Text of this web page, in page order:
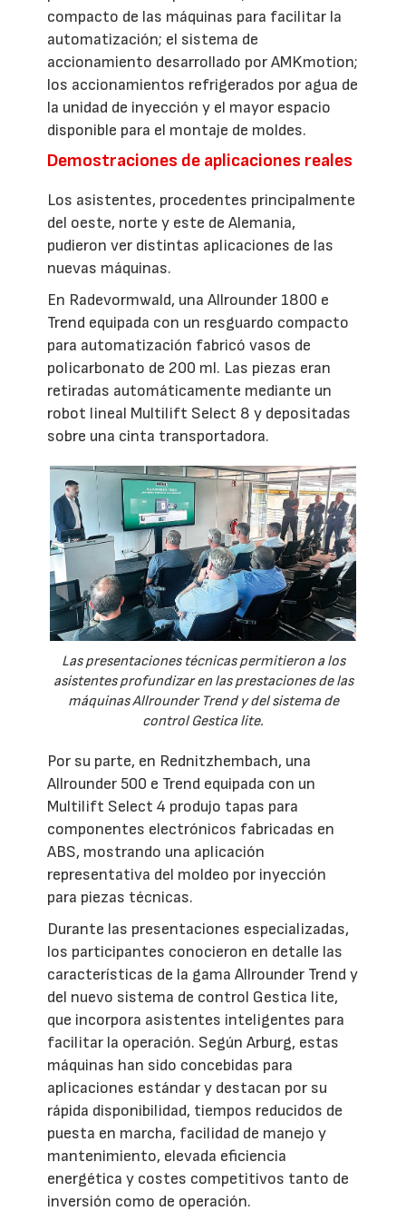
compacto de las máquinas para facilitar la
automatización; el sistema de
accionamiento desarrollado por AMKmotion;
los accionamientos refrigerados por agua de
la unidad de inyección y el mayor espacio
disponible para el montaje de moldes.
Demostraciones de aplicaciones reales
Los asistentes, procedentes principalmente
del oeste, norte y este de Alemania,
pudieron ver distintas aplicaciones de las
nuevas máquinas.
En Radevormwald, una Allrounder 1800 e
Trend equipada con un resguardo compacto
para automatización fabricó vasos de
policarbonato de 200 ml. Las piezas eran
retiradas automáticamente mediante un
robot lineal Multilift Select 8 y depositadas
sobre una cinta transportadora.
Las presentaciones técnicas permitieron a los
asistentes profundizar en las prestaciones de las
máquinas Allrounder Trend y del sistema de
control Gestica lite.
Por su parte, en Rednitzhembach, una
Allrounder 500 e Trend equipada con un
Multilift Select 4 produjo tapas para
componentes electrónicos fabricadas en
ABS, mostrando una aplicación
representativa del moldeo por inyección
para piezas técnicas.
Durante las presentaciones especializadas,
los participantes conocieron en detalle las
características de la gama Allrounder Trend y
del nuevo sistema de control Gestica lite,
que incorpora asistentes inteligentes para
facilitar la operación. Según Arburg, estas
máquinas han sido concebidas para
aplicaciones estándar y destacan por su
rápida disponibilidad, tiempos reducidos de
puesta en marcha, facilidad de manejo y
mantenimiento, elevada eficiencia
energética y costes competitivos tanto de
inversión como de operación.